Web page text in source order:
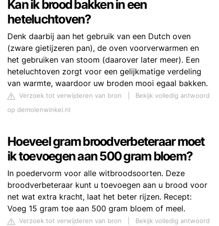
Kan ik brood bakken in een
heteluchtoven?
Denk daarbij aan het gebruik van een Dutch oven
(zware gietijzeren pan), de oven voorverwarmen en
het gebruiken van stoom (daarover later meer). Een
heteluchtoven zorgt voor een gelijkmatige verdeling
van warmte, waardoor uw broden mooi egaal bakken.
Verzoek tot verwijderen van bron
Bekijk volledig antwoord
op demolenwinkel.nl
Hoeveel gram broodverbeteraar moet
ik toevoegen aan 500 gram bloem?
In poedervorm voor alle witbroodsoorten. Deze
broodverbeteraar kunt u toevoegen aan u brood voor
net wat extra kracht, laat het beter rijzen. Recept:
Voeg 15 gram toe aan 500 gram bloem of meel.
Verzoek tot verwijderen van bron
Bekijk volledig antwoord